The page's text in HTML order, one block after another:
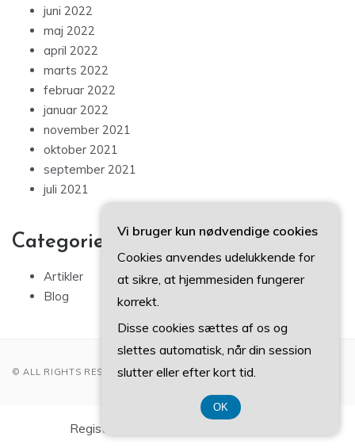
juni 2022
maj 2022
april 2022
marts 2022
februar 2022
januar 2022
november 2021
oktober 2021
september 2021
juli 2021
Categories
Artikler
Blog
© ALL RIGHTS RESERVED 2022
Registreringsnummer DK 37 40 77 39
Vi bruger kun nødvendige cookies
Cookies anvendes udelukkende for
at sikre, at hjemmesiden fungerer
korrekt.
Disse cookies sættes af os og
slettes automatisk, når din session
slutter eller efter kort tid.
OK